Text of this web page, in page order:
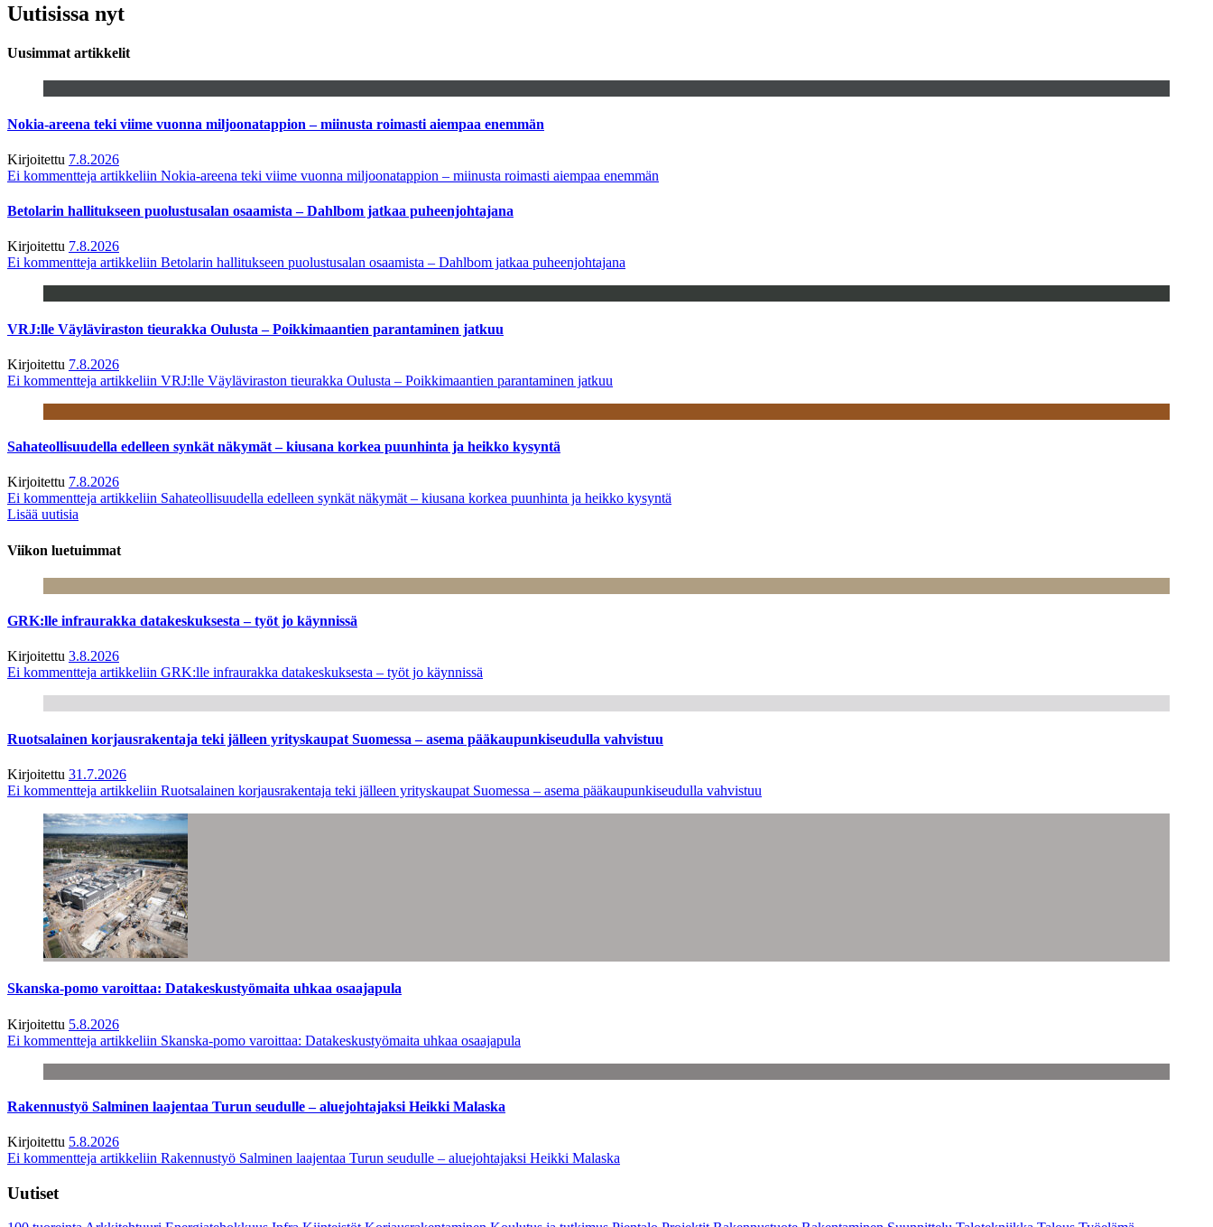
Uutisissa nyt
Uusimmat artikkelit
Nokia-areena teki viime vuonna miljoonatappion – miinusta roimasti aiempaa enemmän
Kirjoitettu 7.8.2026
Ei kommentteja artikkeliin Nokia-areena teki viime vuonna miljoonatappion – miinusta roimasti aiempaa enemmän
Betolarin hallitukseen puolustusalan osaamista – Dahlbom jatkaa puheenjohtajana
Kirjoitettu 7.8.2026
Ei kommentteja artikkeliin Betolarin hallitukseen puolustusalan osaamista – Dahlbom jatkaa puheenjohtajana
VRJ:lle Väyläviraston tieurakka Oulusta – Poikkimaantien parantaminen jatkuu
Kirjoitettu 7.8.2026
Ei kommentteja artikkeliin VRJ:lle Väyläviraston tieurakka Oulusta – Poikkimaantien parantaminen jatkuu
Sahateollisuudella edelleen synkät näkymät – kiusana korkea puunhinta ja heikko kysyntä
Kirjoitettu 7.8.2026
Ei kommentteja artikkeliin Sahateollisuudella edelleen synkät näkymät – kiusana korkea puunhinta ja heikko kysyntä
Lisää uutisia
Viikon luetuimmat
GRK:lle infraurakka datakeskuksesta – työt jo käynnissä
Kirjoitettu 3.8.2026
Ei kommentteja artikkeliin GRK:lle infraurakka datakeskuksesta – työt jo käynnissä
Ruotsalainen korjausrakentaja teki jälleen yrityskaupat Suomessa – asema pääkaupunkiseudulla vahvistuu
Kirjoitettu 31.7.2026
Ei kommentteja artikkeliin Ruotsalainen korjausrakentaja teki jälleen yrityskaupat Suomessa – asema pääkaupunkiseudulla vahvistuu
Skanska-pomo varoittaa: Datakeskustyömaita uhkaa osaajapula
Kirjoitettu 5.8.2026
Ei kommentteja artikkeliin Skanska-pomo varoittaa: Datakeskustyömaita uhkaa osaajapula
Rakennustyö Salminen laajentaa Turun seudulle – aluejohtajaksi Heikki Malaska
Kirjoitettu 5.8.2026
Ei kommentteja artikkeliin Rakennustyö Salminen laajentaa Turun seudulle – aluejohtajaksi Heikki Malaska
Uutiset